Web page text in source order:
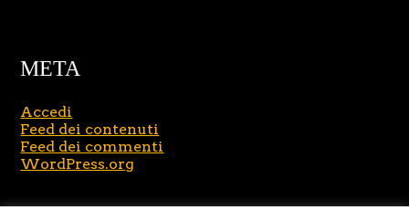
META
Accedi
Feed dei contenuti
Feed dei commenti
WordPress.org